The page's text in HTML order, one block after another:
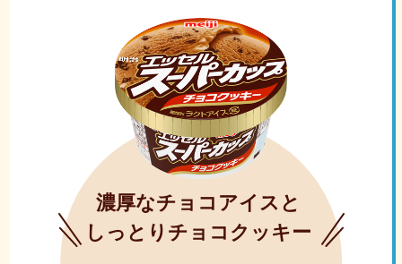
濃厚なチョコアイスと
しっとりチョコクッキー